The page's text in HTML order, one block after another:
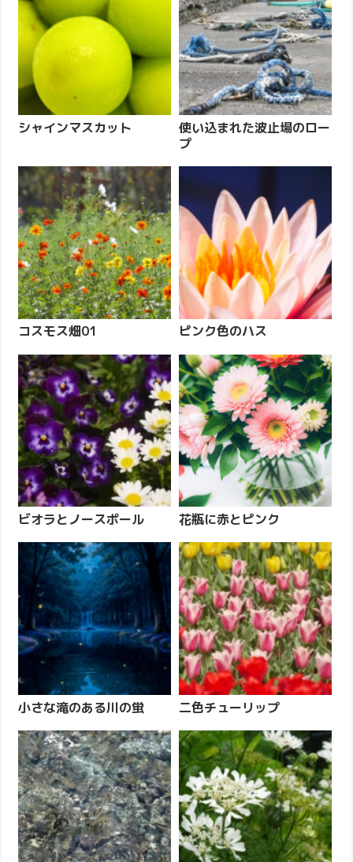
シャインマスカット
使い込まれた波止場のロー
プ
コスモス畑01 ピンク色のハス
ビオラとノースポール 花瓶に赤とピンク
小さな滝のある川の蛍 二色チューリップ